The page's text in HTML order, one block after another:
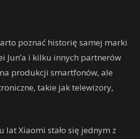
poznać historię samej marki
Jun’a i kilku innych partnerów
produkcji smartfonów, ale
takie jak telewizory,
lat Xiaomi stało się jednym z